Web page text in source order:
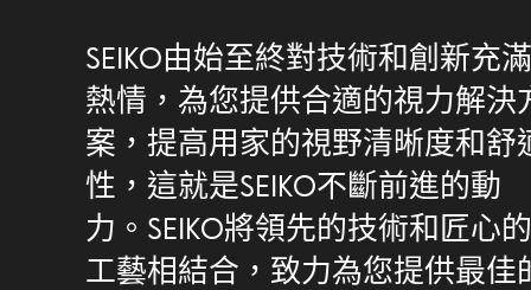
SEIKO由始至終對技術和創新充滿
熱情，為您提供合適的視力解決
案，提高用家的視野清晰度和舒
性，這就是SEIKO不斷前進的動
力。SEIKO將領先的技術和匠心的
工藝相結合，致力為您提供最佳